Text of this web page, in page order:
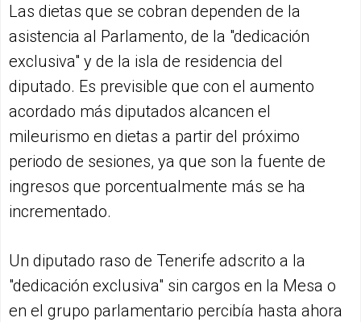
Las dietas que se cobran dependen de la
asistencia al Parlamento, de la "dedicación
exclusiva" y de la isla de residencia del
diputado. Es previsible que con el aumento
acordado más diputados alcancen el
mileurismo en dietas a partir del próximo
periodo de sesiones, ya que son la fuente de
ingresos que porcentualmente más se ha
incrementado.
Un diputado raso de Tenerife adscrito a la
"dedicación exclusiva" sin cargos en la Mesa o
en el grupo parlamentario percibía hasta ahora